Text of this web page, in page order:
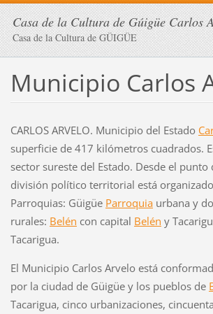
Casa de la Cultura de Gúigüe Carlos
Casa de la Cultura de GÜIGÜE
Municipio Carlos
CARLOS ARVELO. Municipio del Estado
superficie de 417 kilómetros cuadrados.
sector sureste del Estado. Desde el punto
división político territorial está
Parroquias: Güigüe Parroquiaurbana y
rurales: Belén con capital Belén y
Tacarigua.
El Municipio Carlos Arvelo está
por la ciudad de Güigüe y los pueblos de
Tacarigua, cinco urbanizaciones,